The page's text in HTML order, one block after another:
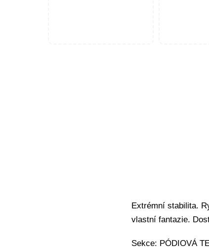
Extrémní stabilita.
vlastní fantazie.
Sekce: PÓDIOVÁ